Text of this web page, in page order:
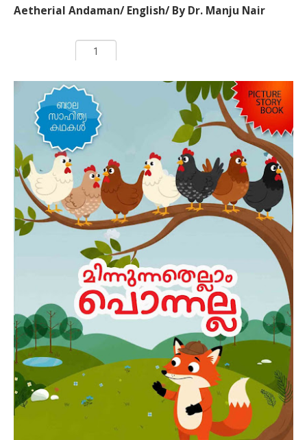
Aetherial Andaman/ English/ By Dr. Manju Nair
'Aetherial Andaman' English Translation of ‘Dweep
Sanjeevani’
Written By Dr. Manju Nair
Timeless folktales carry the wisdom of civilization, nature,
and human values across generations. Rooted in
imagination yet close to life, this collection presents
island stories in three parts—Heritage, Panorama
(Jharokha), and Korale (Öngé Hut). Rich in sensitivity and
ADD TO CART